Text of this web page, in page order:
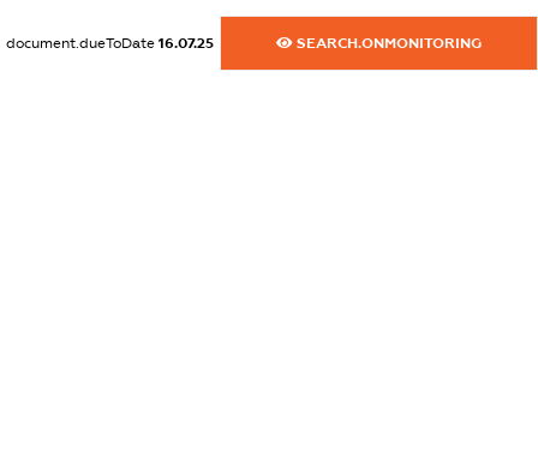
dossier.commercial_info.website
document.dueToDate 16.07.25 SEARCH.ONMONITORING